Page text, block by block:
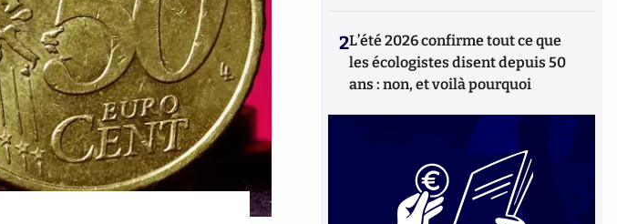
2L’été 2026 confirme tout ce que
les écologistes disent depuis 50
ans : non, et voilà pourquoi